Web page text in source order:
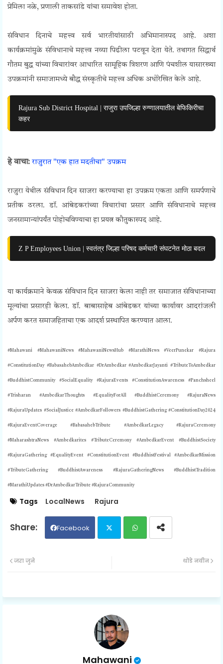
प्रेमिला नळे, प्रणाली ताकसांडे यांचा समावेश होता.
संविधान दिनाचे महत्त्व सर्व भारतीयांसाठी अभिमानास्पद आहे. अशा
कार्यक्रमांमुळे संविधानाचे महत्त्व नव्या पिढीला पटवून देता येते. तथागत सिद्धार्थ
गौतम बुद्ध यांच्या विचारांवर आधारित सामूहिक त्रिशरण आणि पंचशील यासारख्या
उपक्रमांनी समाजामध्ये बौद्ध संस्कृतीचे महत्त्व अधिक अधोरेखित केले आहे.
Rajura Sub District Hospital | राजुरा उपजिल्हा रुग्णालयातील बेफिकिरीचा
कहर
हे वाचा: राजुरात "एक हात मदतीचा" उपक्रम
राजुरा येथील संविधान दिन साजरा करण्याचा हा उपक्रम एकता आणि समर्पणाचे
प्रतीक ठरला. डॉ. आंबेडकरांच्या विचारांचा प्रसार आणि संविधानाचे महत्त्व
जनसामान्यांपर्यंत पोहोचविण्याचा हा प्रयत्न कौतुकास्पद आहे.
Z P Employees Union | स्वतंत्र जिल्हा परिषद कर्मचारी संघटनेत मोठा बदल
या कार्यक्रमाने केवळ संविधान दिन साजरा केला नाही तर समाजात संविधानाच्या
मूल्यांचा प्रसारही केला. डॉ. बाबासाहेब आंबेडकर यांच्या कार्यावर आदरांजली
अर्पण करत समाजहिताचा एक आदर्श प्रस्थापित करण्यात आला.
#Mahawani #MahawaniNews #MahawaniNewsHub #MarathiNews #VeerPunekar #Rajura
#ConstitutionDay #BabasahebAmbedkar #DrAmbedkar #AmbedkarJayanti #TributeToAmbedkar
#BuddhistCommunity #SocialEquality #RajuraEvents #ConstitutionAwareness #Panchsheel
#Trisharan #AmbedkarThoughts #EqualityForAll #BuddhistCeremony #RajuraNews
#RajuraUpdates #SocialJustice #AmbedkarFollowers #BuddhistGathering #ConstitutionDay2024
#RajuraEventCoverage #BabasahebTribute #AmbedkarLegacy #RajuraCeremony
#MaharashtraNews #Ambedkarites #TributeCeremony #AmbedkarEvent #BuddhistSociety
#RajuraGathering #EqualityEvent #ConstitutionEvent #BuddhistFestival #AmbedkarMission
#TributeGathering #BuddhistAwareness #RajuraGatheringNews #BuddhistTradition
#MarathiUpdates #DrAmbedkarTribute #RajuraCommunity
Tags LocalNews Rajura
Facebook
ap
थोडे नवीन
जरा जुने
Mahawani